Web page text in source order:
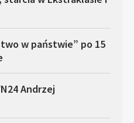
w państwie” po 15
Andrzej